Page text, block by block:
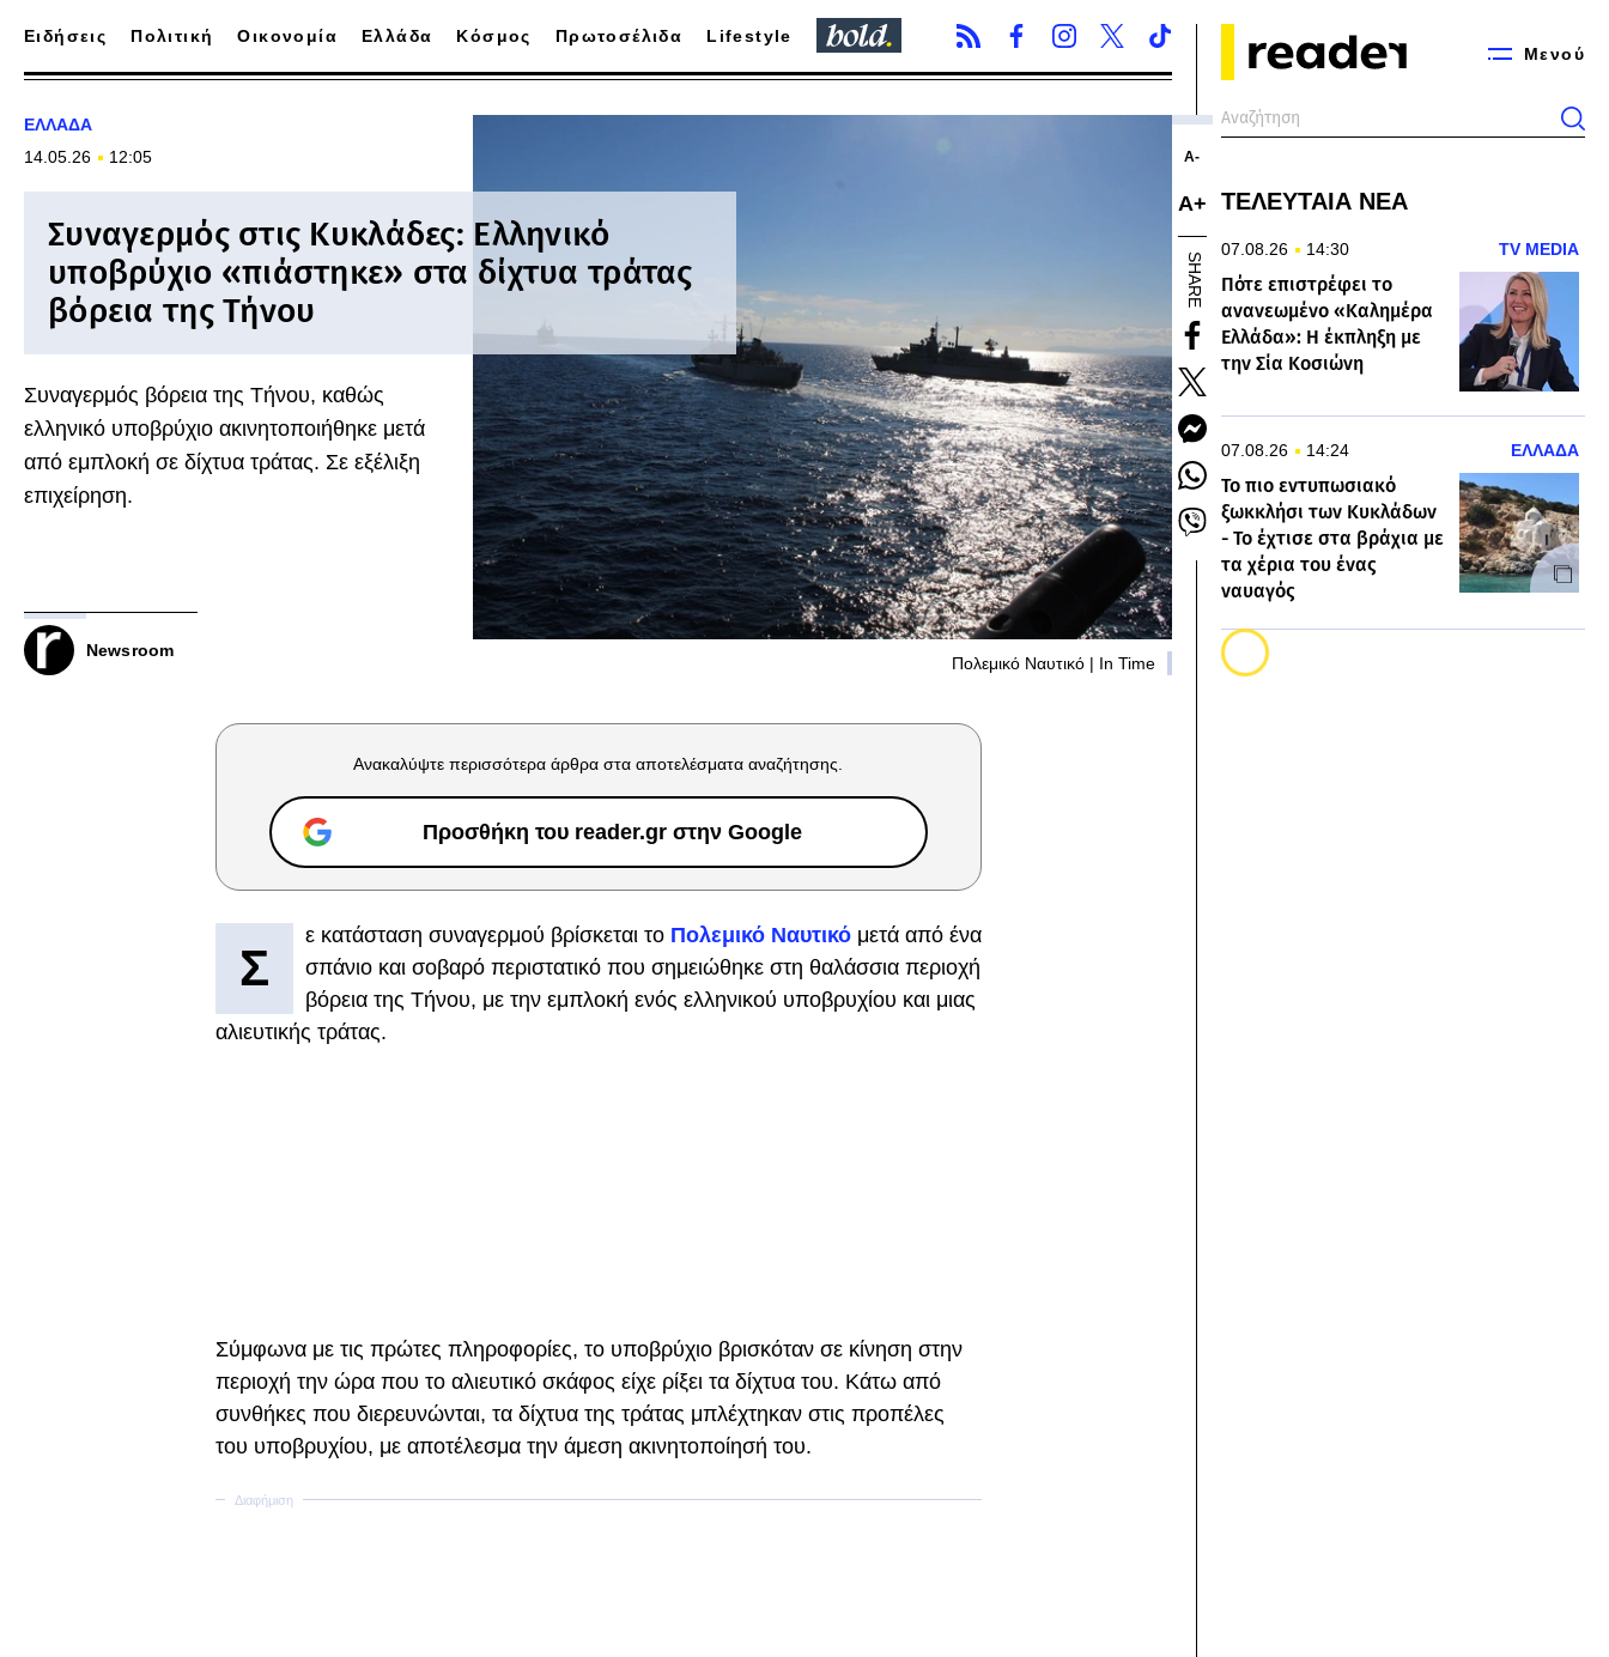
Μενού
Ειδήσεις Πολιτική Οικονομία Ελλάδα Κόσμος Πρωτοσέλιδα Lifestyle
ΕΛΛΑΔΑ
14.05.26
12:05
Συναγερμός στις Κυκλάδες: Ελληνικό
υποβρύχιο «πιάστηκε» στα δίχτυα τράτας
βόρεια της Τήνου
Συναγερμός βόρεια της Τήνου, καθώς
ελληνικό υποβρύχιο ακινητοποιήθηκε μετά
από εμπλοκή σε δίχτυα τράτας. Σε εξέλιξη
επιχείρηση.
Newsroom
Πολεμικό Ναυτικό | In Time
Α-
Α+
SHARE
Ανακαλύψτε περισσότερα άρθρα στα αποτελέσματα αναζήτησης.
Προσθήκη του reader.gr στην Google
Σ
ε κατάσταση συναγερμού βρίσκεται το Πολεμικό Ναυτικόμετά από ένα
σπάνιο και σοβαρό περιστατικό που σημειώθηκε στη θαλάσσια περιοχή
βόρεια της Τήνου, με την εμπλοκή ενός ελληνικού υποβρυχίου και μιας
αλιευτικής τράτας.
Σύμφωνα με τις πρώτες πληροφορίες, το υποβρύχιο βρισκόταν σε κίνηση στην
περιοχή την ώρα που το αλιευτικό σκάφος είχε ρίξει τα δίχτυα του. Κάτω από
συνθήκες που διερευνώνται, τα δίχτυα της τράτας μπλέχτηκαν στις προπέλες
του υποβρυχίου, με αποτέλεσμα την άμεση ακινητοποίησή του.
ΤΕΛΕΥΤΑΙΑ ΝΕΑ
07.08.26 14:30 TV MEDIA
Πότε επιστρέφει το
ανανεωμένο «Καλημέρα
Ελλάδα»: Η έκπληξη με
την Σία Κοσιώνη
07.08.26 14:24 ΕΛΛΑΔΑ
Το πιο εντυπωσιακό
ξωκκλήσι των Κυκλάδων
- Το έχτισε στα βράχια με
τα χέρια του ένας
ναυαγός